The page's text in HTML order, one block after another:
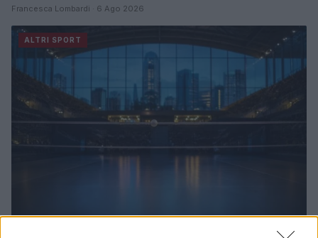
Francesca Lombardi · 6 Ago 2026
ALTRI SPORT